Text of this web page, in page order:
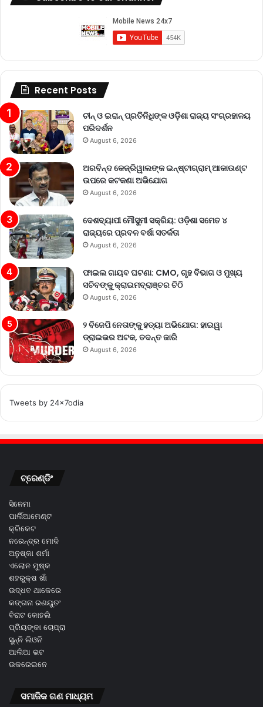
Recent Posts
ଚୀନ୍ ଓ ଇରାନ୍ ପ୍ରତିନିଧିଙ୍କ ଓଡ଼ିଶା ରାଜ୍ୟ ସଂଗ୍ରହାଳୟ
ପରିଦର୍ଶନ
August 6, 2026
ଅରବିନ୍ଦ କେଜ୍ରିୱାଲଙ୍କ ଇନ୍‌ଷ୍ଟାଗ୍ରାମ୍ ଆକାଉଣ୍ଟ
ଉପରେ କଟକଣା ଅଭିଯୋଗ
August 6, 2026
ଦେଶବ୍ୟାପୀ ମୌସୁମୀ ସକ୍ରିୟ: ଓଡ଼ିଶା ସମେତ ୪
ରାଜ୍ୟରେ ପ୍ରବଳ ବର୍ଷା ସତର୍କତା
August 6, 2026
ଫାଇଲ ଗାୟବ ଘଟଣା: CMO, ଗୃହ ବିଭାଗ ଓ ମୁଖ୍ୟ
ସଚିବଙ୍କୁ କ୍ରାଇମବ୍ରାଞ୍ଚର ଚିଠି
August 6, 2026
୨ ବିଜେପି ନେତାଙ୍କୁ ହତ୍ୟା ଅଭିଯୋଗ: ହାଇୱା
ଡ୍ରାଇଭର ଅଟକ, ତଦନ୍ତ ଜାରି
August 6, 2026
Tweets by 24x7odia
ଟ୍ରେଣ୍ଡିଂ
ସିନେମା
ପାର୍ଲିଆମେଣ୍ଟ
କ୍ରିକେଟ
ନରେନ୍ଦ୍ର ମୋଦି
ଅନୁଷ୍କା ଶର୍ମା
ଏଲୋନ ମୁଷ୍କ
ଶହରୁକ୍ଷ ଖାଁ
ଉଦ୍ଧବ ଥାକେରେ
କଙ୍ଗନା ରଣୟୁତଂ
ବିରାଟ କୋହଲି
ପ୍ରିୟଙ୍କା ଚୋପ୍ରା
ସୁନ୍ନି ଲିଓନି
ଆଲିଆ ଭଟ
ଉକରେଇନେ
ସମାଜିକ ଗଣ ମାଧ୍ୟମ